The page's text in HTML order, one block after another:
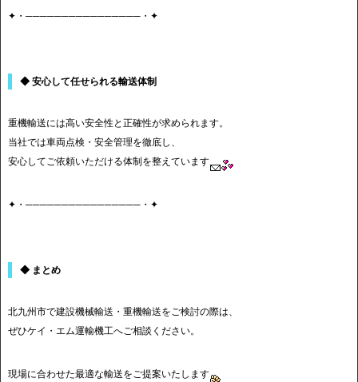
✦・────────────────・✦
◆ 安心して任せられる輸送体制
重機輸送には高い安全性と正確性が求められます。
当社では車両点検・安全管理を徹底し、
安心してご依頼いただける体制を整えています
✦・────────────────・✦
◆ まとめ
北九州市で建設機械輸送・重機輸送をご検討の際は、
ぜひケイ・エム運輸機工へご相談ください。
現場に合わせた最適な輸送をご提案いたします